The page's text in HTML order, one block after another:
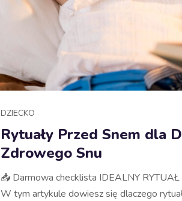
DZIECKO
Rytuały Przed Snem dla
Zdrowego Snu
📥 Darmowa checklista IDEALNY
W tym artykule dowiesz się dlaczego